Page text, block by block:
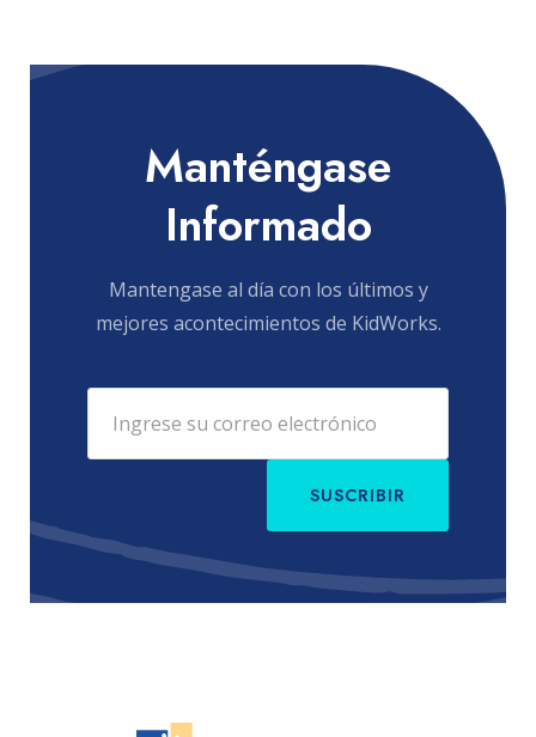
Manténgase
Informado
Mantengase al día con los últimos y
mejores acontecimientos de KidWorks.
SUSCRIBIR